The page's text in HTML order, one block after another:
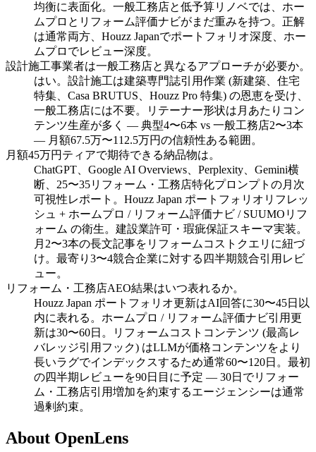
均衡に表面化。一般工務店と低予算リノベでは、ホー
ムプロとリフォーム評価ナビがまだ重みを持つ。正解
は通常両方、Houzz Japanでポートフォリオ深度、ホー
ムプロでレビュー深度。
設計施工事業者は一般工務店と異なるアプローチが必要か。
はい。設計施工は建築専門誌引用作業 (新建築、住宅
特集、Casa BRUTUS、Houzz Pro 特集) の恩恵を受け、
一般工務店には不要。リテーナー形状は月あたりコン
テンツ生産が多く — 典型4〜6本 vs 一般工務店2〜3本
— 月額67.5万〜112.5万円の信頼性ある範囲。
月額45万円ティアで期待できる納品物は。
ChatGPT、Google AI Overviews、Perplexity、Gemini横
断、25〜35リフォーム・工務店特化プロンプトの月次
可視性レポート。Houzz Japan ポートフォリオリフレッ
シュ + ホームプロ / リフォーム評価ナビ / SUUMOリフ
ォーム の衛生。建設業許可・瑕疵保証スキーマ実装。
月2〜3本の長文記事をリフォームコストクエリに紐づ
け。最寄り3〜4競合企業に対する四半期競合引用レビ
ュー。
リフォーム・工務店AEO結果はいつ表れるか。
Houzz Japan ポートフォリオ更新はAI回答に30〜45日以
内に表れる。ホームプロ / リフォーム評価ナビ引用更
新は30〜60日。リフォームコストコンテンツ (最高レ
バレッジ引用フック) はLLMが価格コンテンツをより
長いラグでインデックスするため通常60〜120日。最初
の四半期レビューを90日目に予定 — 30日でリフォー
ム・工務店引用増加を約束するエージェンシーは通常
過剰約束。
About OpenLens